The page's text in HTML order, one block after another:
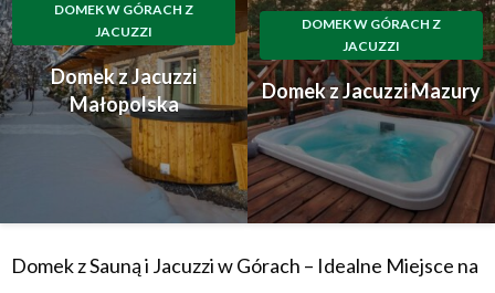
DOMEK W GÓRACH Z
JACUZZI
Domek z Jacuzzi
Małopolska
DOMEK W GÓRACH Z
JACUZZI
Domek z Jacuzzi Mazury
Domek z Sauną i Jacuzzi w Górach – Idealne Miejsce na